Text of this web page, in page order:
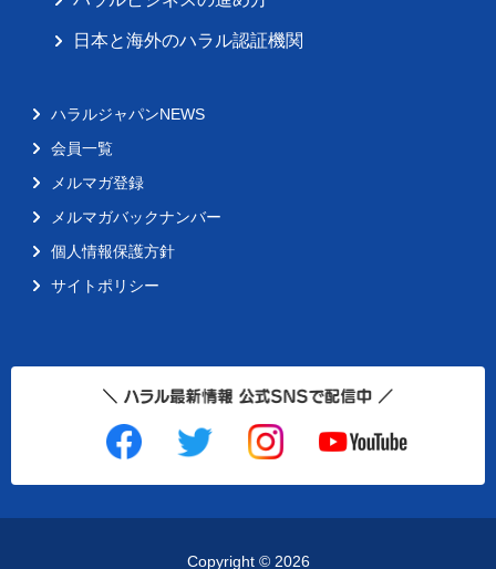
日本と海外のハラル認証機関
ハラルジャパンNEWS
会員一覧
メルマガ登録
メルマガバックナンバー
個人情報保護方針
サイトポリシー
Copyright © 2026